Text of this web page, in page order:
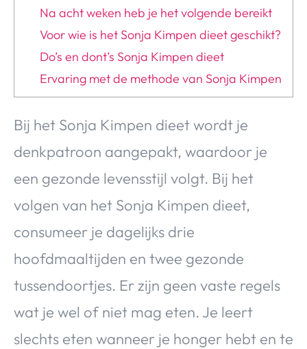
Na acht weken heb je het volgende bereikt
Voor wie is het Sonja Kimpen dieet geschikt?
Do’s en dont’s Sonja Kimpen dieet
Ervaring met de methode van Sonja Kimpen
Bij het Sonja Kimpen dieet wordt je
denkpatroon aangepakt, waardoor je
een gezonde levensstijl volgt. Bij het
volgen van het Sonja Kimpen dieet,
consumeer je dagelijks drie
hoofdmaaltijden en twee gezonde
tussendoortjes. Er zijn geen vaste regels
wat je wel of niet mag eten. Je leert
slechts eten wanneer je honger hebt en te